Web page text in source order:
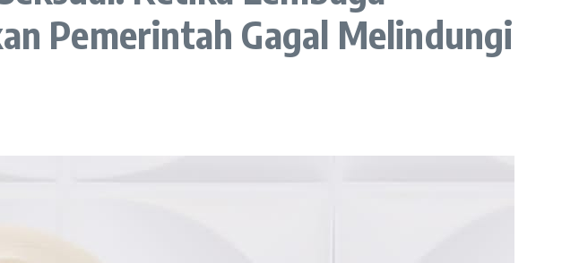
Pemerintah Gagal Melindungi